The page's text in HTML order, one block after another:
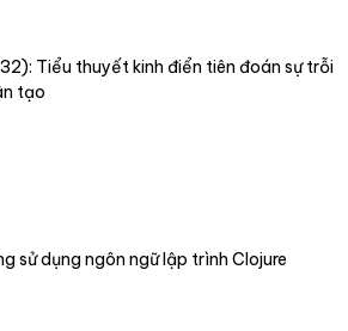
Tiểu thuyết kinh điển tiên đoán sự trỗi
tạo
sử dụng ngôn ngữ lập trình Clojure